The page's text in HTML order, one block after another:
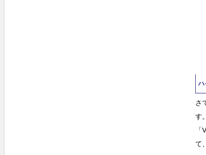
ハ
さ
す
て